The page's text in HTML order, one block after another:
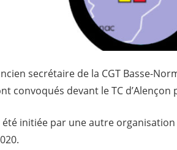
secrétaire de la CGT Basse-
convoqués devant le TC
initiée par une autre